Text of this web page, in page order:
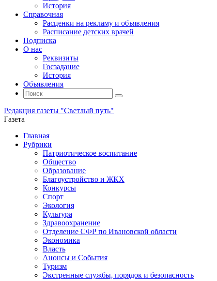
История
Справочная
Расценки на рекламу и объявления
Расписание детских врачей
Подписка
О нас
Реквизиты
Госзадание
История
Объявления
Поиск
Искать:
Поиск
Редакция газеты "Светлый путь"
Газета
Промотать
содержимому
Главная
Рубрики
Патриотическое воспитание
Общество
Образование
Благоустройство и ЖКХ
Конкурсы
Спорт
Экология
Культура
Здравоохранение
Отделение СФР по Ивановской области
Экономика
Власть
Анонсы и События
Туризм
Экстренные службы, порядок и безопасность